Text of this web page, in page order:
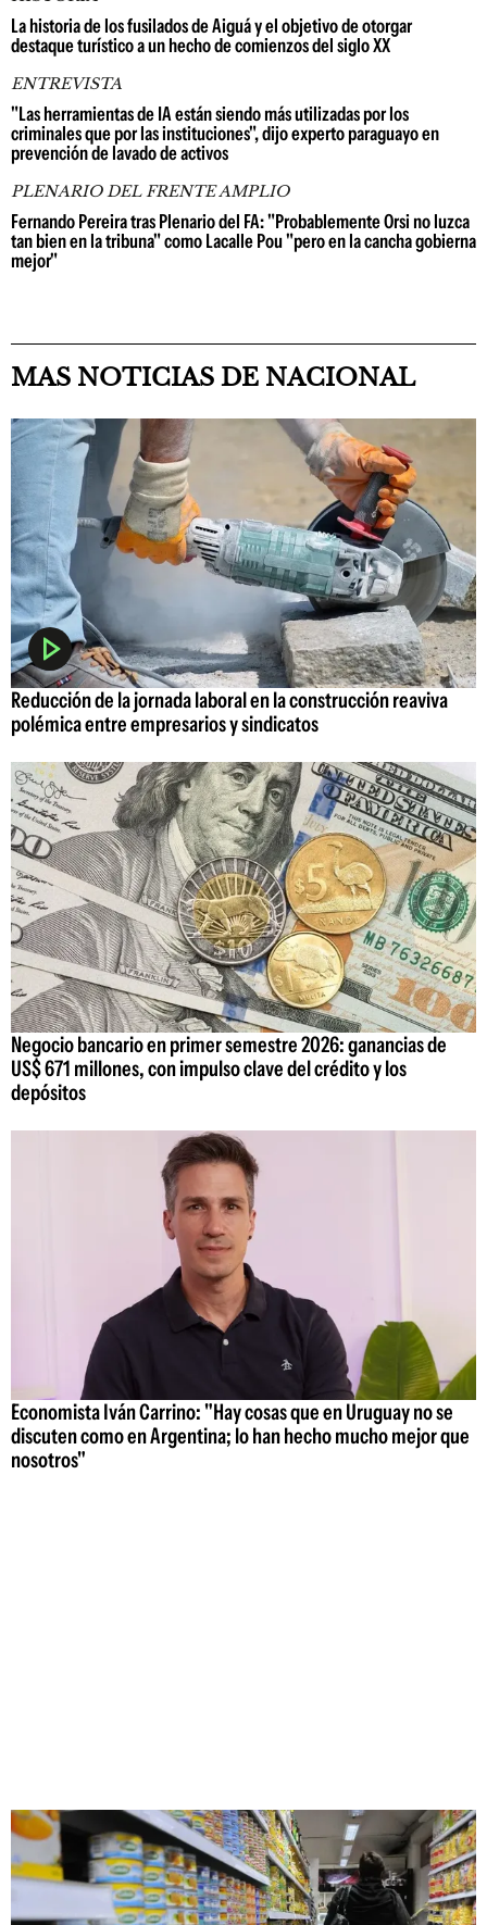
La historia de los fusilados de Aiguá y el objetivo de otorgar
destaque turístico a un hecho de comienzos del siglo XX
ENTREVISTA
"Las herramientas de IA están siendo más utilizadas por los
criminales que por las instituciones", dijo experto paraguayo en
prevención de lavado de activos
PLENARIO DEL FRENTE AMPLIO
Fernando Pereira tras Plenario del FA: "Probablemente Orsi no luzca
tan bien en la tribuna" como Lacalle Pou "pero en la cancha gobierna
mejor"
MAS NOTICIAS DE NACIONAL
Reducción de la jornada laboral en la construcción reaviva
polémica entre empresarios y sindicatos
Negocio bancario en primer semestre 2026: ganancias de
US$ 671 millones, con impulso clave del crédito y los
depósitos
Economista Iván Carrino: "Hay cosas que en Uruguay no se
discuten como en Argentina; lo han hecho mucho mejor que
nosotros"